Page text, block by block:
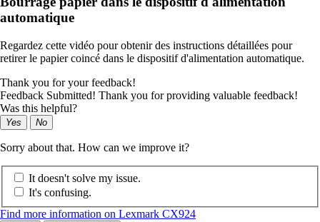
automatique
Regardez cette vidéo pour obtenir des instructions détaillées pour
retirer le papier coincé dans le dispositif d'alimentation automatique.
Thank you for your feedback!
Feedback Submitted! Thank you for providing valuable feedback!
Was this helpful?
Yes No
Sorry about that. How can we improve it?
It doesn't solve my issue.
It's confusing.
Find more information on Lexmark CX924